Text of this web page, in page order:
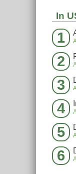
In
1
2
3
4
5
6